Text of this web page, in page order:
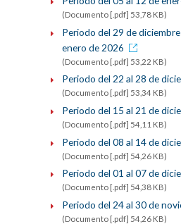
(Documento [.pdf] 53,78 KB)
Periodo del 29 de
enero de 2026
(Documento [.pdf] 53,22 KB)
Periodo del 22 al 28 de
(Documento [.pdf] 53,34 KB)
Periodo del 15 al 21 de
(Documento [.pdf] 54,11 KB)
Periodo del 08 al 14 de
(Documento [.pdf] 54,26 KB)
Periodo del 01 al 07 de
(Documento [.pdf] 54,38 KB)
Periodo del 24 al 30 de
(Documento [.pdf] 54,26 KB)